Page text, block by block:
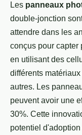
Les panneaux
double-jonction
attendre dans les
conçus pour capter
en utilisant des
différents
autres. Les
peuvent avoir une
30%. Cette
potentiel